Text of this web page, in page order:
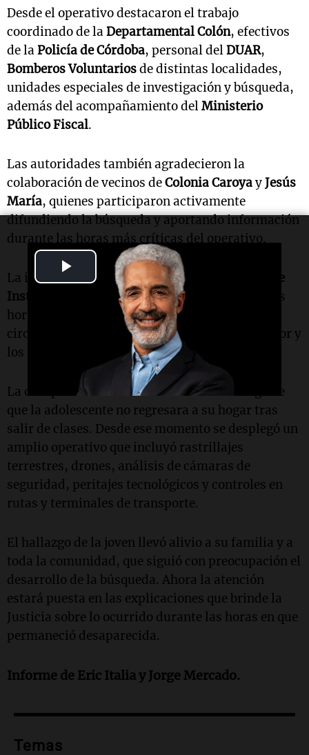
Play
Video
Desde el operativo destacaron el trabajo
coordinado de laDepartamental Colón, efectivos
de laPolicía de Córdoba, personal delDUAR,
Bomberos Voluntariosde distintas localidades,
unidades especiales de investigación y búsqueda,
además del acompañamiento delMinisterio
Público Fiscal.
Las autoridades también agradecieron la
colaboración de vecinos deColonia CaroyayJesús
María, quienes participaron activamente
difundiendo la búsqueda y aportando información
durante las horas más críticas del operativo.
La investigación estuvo a cargo de la
Fiscalía de
Instrucción de Jesús María, que en las próximas
horas dará a conocer detalles sobre las
circunstancias en las que fue localizada la menor y
los avances de la causa judicial.
La desaparición había sido denunciada luego de
que la adolescente no regresara a su hogar tras
salir de clases. Desde ese momento se desplegó un
amplio operativo que incluyó rastrillajes
terrestres, drones, análisis de cámaras de
seguridad, peritajes tecnológicos y controles en
rutas y terminales de transporte.
El hallazgo de la joven llevó alivio a su familia y a
toda la comunidad, que siguió con preocupación el
desarrollo de la búsqueda. Ahora la atención
estará puesta en las explicaciones que brinde la
Justicia sobre lo ocurrido durante las horas en que
permaneció desaparecida.
Informe de Eric ItaliayJorge Mercado.
Temas